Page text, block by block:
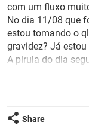
com um fluxo
No dia 11/08 que
estou tomando o
gravidez? Já estou
A pirula do dia
Era para eu ter
Share